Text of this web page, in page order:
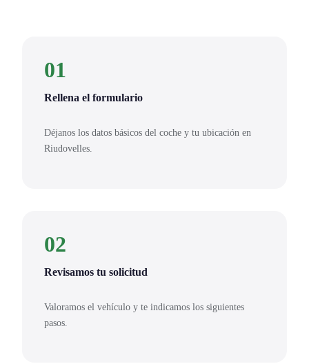
01
Rellena el formulario
Déjanos los datos básicos del coche y tu ubicación en
Riudovelles.
02
Revisamos tu solicitud
Valoramos el vehículo y te indicamos los siguientes
pasos.